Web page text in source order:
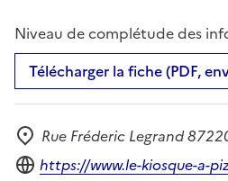
Niveau de complétude des
Télécharger la fiche (PDF,
Adresse
Rue Fréderic Legrand
Site internet
https://www.le-kiosque-a-